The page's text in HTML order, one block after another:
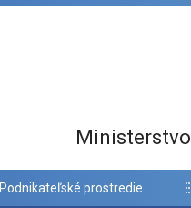
Ministerstvo
Podnikateľské prostredie